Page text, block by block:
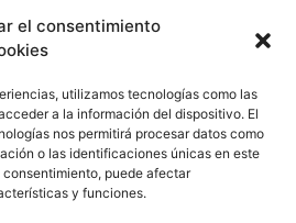
el consentimiento
utilizamos tecnologías como las
a la información del dispositivo. El
nos permitirá procesar datos como
o las identificaciones únicas en este
puede afectar
y funciones.
de Cookies
Aviso Legal